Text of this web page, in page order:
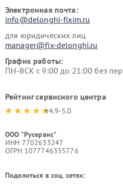
Электронная почта:
info@delonghi-fixim.ru
для юридических лиц
manager@fix-delonghi.ru
График работы:
ПН-ВСК с 9:00 до 21:00 без
Рейтинг сервисного центра
4.9-5.0
ООО "Русервис"
ИНН 7702633247
ОГРН 1077746335776
Поделиться в соц. сетях: